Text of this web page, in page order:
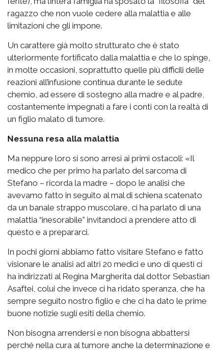
ragazzo che non vuole cedere alla malattia e alle
limitazioni che gli impone.
Un carattere già molto strutturato che è stato
ulteriormente fortificato dalla malattia e che lo spinge,
in molte occasioni, soprattutto quelle più difficili delle
reazioni all’infusione continua durante le sedute
chemio, ad essere di sostegno alla madre e al padre,
costantemente impegnati a fare i conti con la realtà di
un figlio malato di tumore.
Nessuna resa alla malattia
Ma neppure loro si sono arresi ai primi ostacoli: «Il
medico che per primo ha parlato del sarcoma di
Stefano – ricorda la madre – dopo le analisi che
avevamo fatto in seguito al mal di schiena scatenato
da un banale strappo muscolare, ci ha parlato di una
malattia “inesorabile” invitandoci a prendere atto di
questo e a prepararci.
In pochi giorni abbiamo fatto visitare Stefano e fatto
visionare le analisi ad altri 20 medici e uno di questi ci
ha indirizzati al Regina Margherita dal dottor Sebastian
Asaftei, colui che invece ci ha ridato speranza, che ha
sempre seguito nostro figlio e che ci ha dato le prime
buone notizie sugli esiti della chemio.
Non bisogna arrendersi e non bisogna abbattersi
perché nella cura al tumore anche la determinazione e